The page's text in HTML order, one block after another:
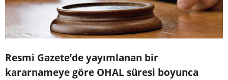
Resmi Gazete’de yayımlanan bir
kararnameye göre OHAL süresi boyunca